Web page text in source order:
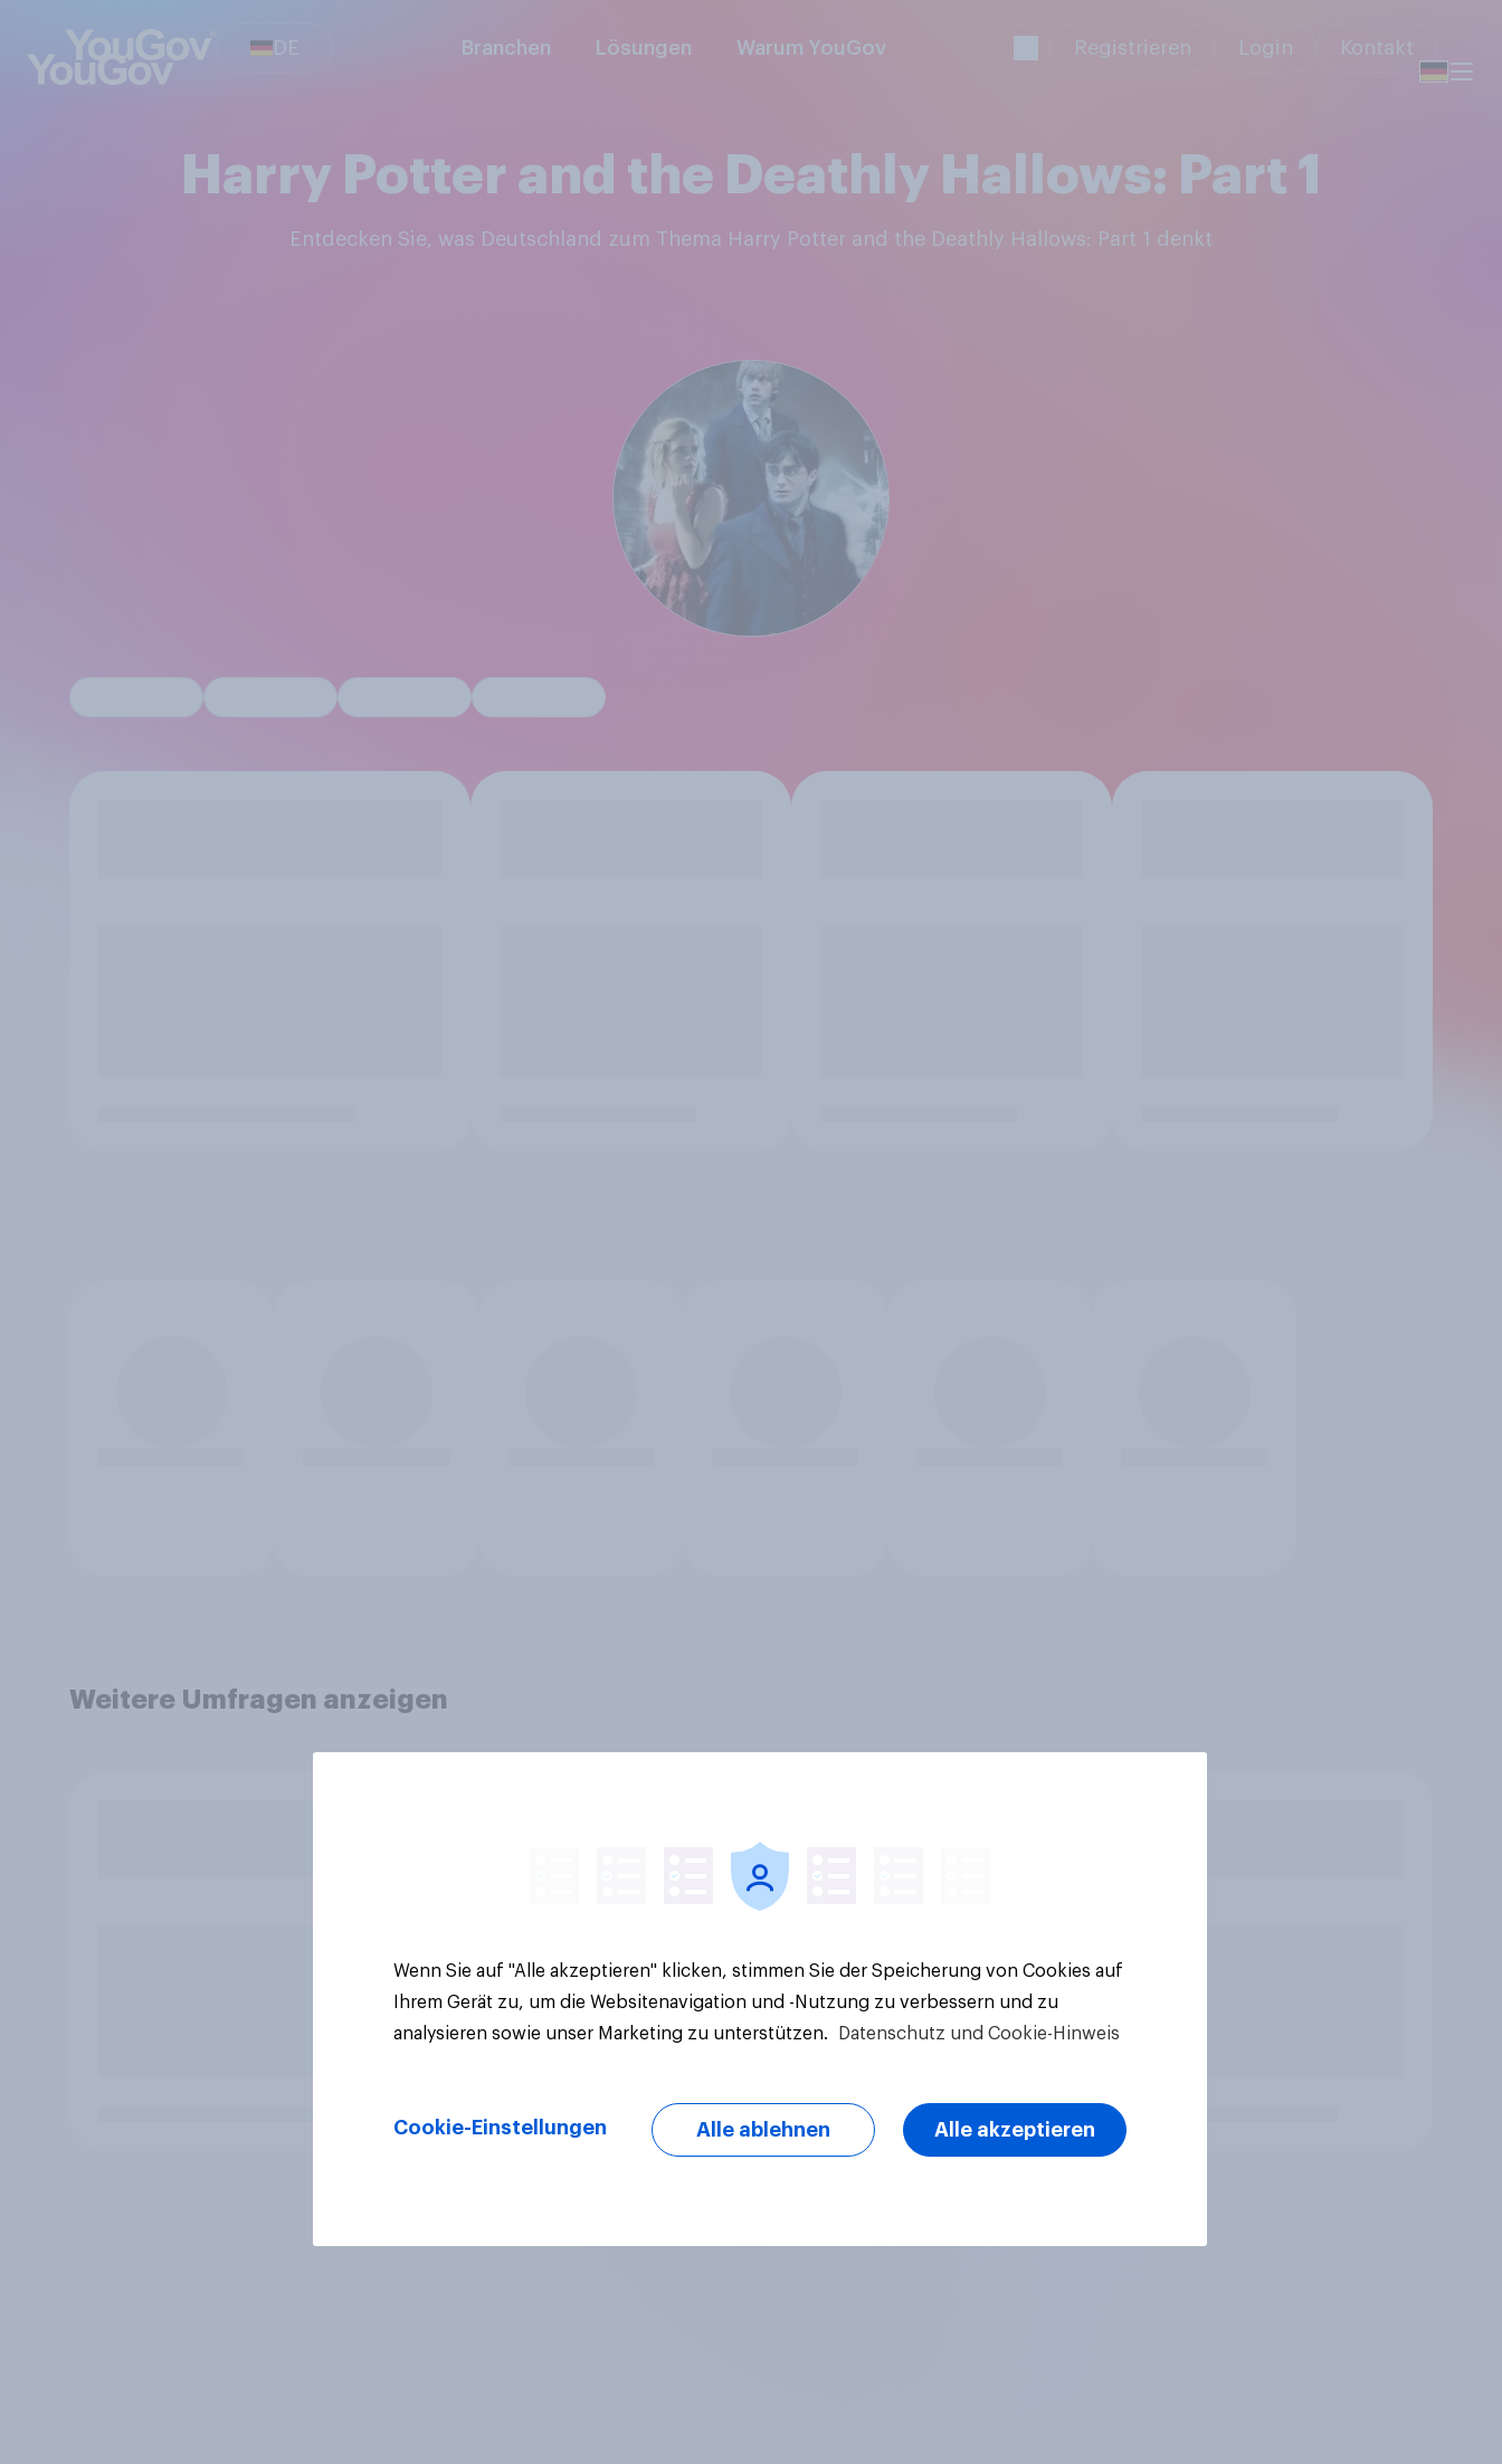
DE Branchen Lösungen Warum YouGov Registrieren Login Kontakt
Harry Potter and the Deathly Hallows: Part 1
Entdecken Sie, was Deutschland zum Thema Harry Potter and the Deathly Hallows: Part 1 denkt
Weitere Umfragen anzeigen
Wenn Sie auf "Alle akzeptieren" klicken, stimmen Sie der Speicherung von Cookies auf
Ihrem Gerät zu, um die Websitenavigation und -Nutzung zu verbessern und zu
analysieren sowie unser Marketing zu unterstützen.
Datenschutz und Cookie-Hinweis
Cookie-Einstellungen Alle ablehnen Alle akzeptieren